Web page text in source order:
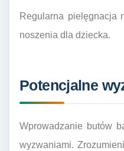
Regularna pielęgnacja
noszenia dla dziecka.
Potencjalne
Wprowadzanie butów
wyzwaniami.